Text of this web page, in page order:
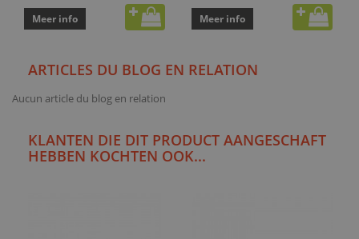
Meer info Meer info
ARTICLES DU BLOG EN RELATION
Aucun article du blog en relation
KLANTEN DIE DIT PRODUCT AANGESCHAFT
HEBBEN KOCHTEN OOK...